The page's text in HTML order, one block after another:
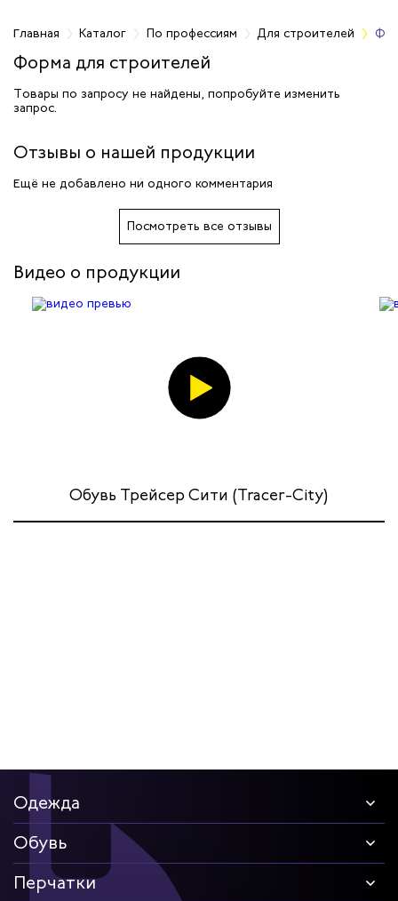
работников
Главная Каталог По профессиям Для строителей
Форма для строителей
Товары по запросу не найдены, попробуйте изменить
запрос.
Отзывы о нашей продукции
Ещё не добавлено ни одного комментария
Посмотреть все отзывы
Видео о продукции
Обувь Трейсер Сити (Tracer-City)
Одежда
Обувь
Перчатки